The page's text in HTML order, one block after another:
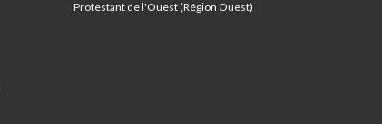
Protestant de l'Ouest (Région Ouest)